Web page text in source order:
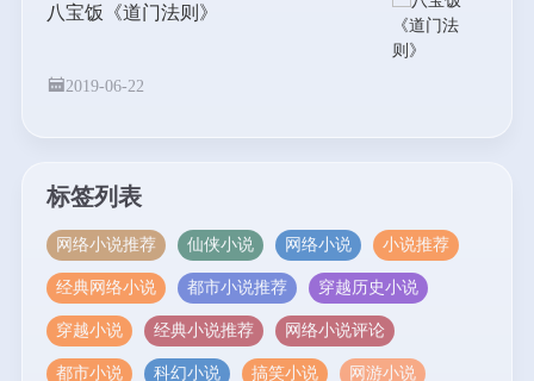
八宝饭《道门法则》
2019-06-22
标签列表
网络小说推荐 仙侠小说 网络小说 小说推荐
经典网络小说 都市小说推荐 穿越历史小说
穿越小说 经典小说推荐 网络小说评论
都市小说 科幻小说 搞笑小说 网游小说